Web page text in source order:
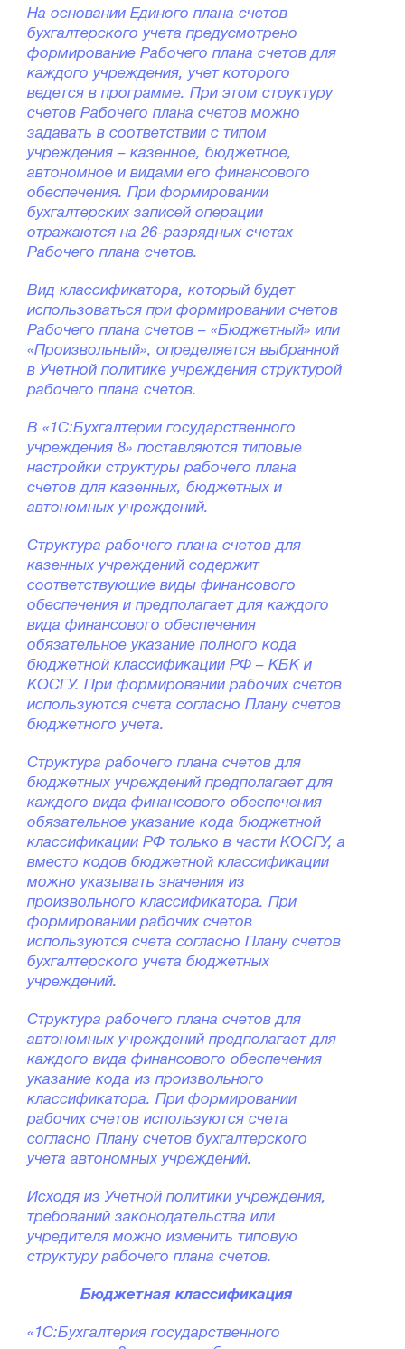
На основании Единого плана счетов
бухгалтерского учета предусмотрено
формирование Рабочего плана счетов для
каждого учреждения, учет которого
ведется в программе. При этом структуру
счетов Рабочего плана счетов можно
задавать в соответствии с типом
учреждения – казенное, бюджетное,
автономное и видами его финансового
обеспечения. При формировании
бухгалтерских записей операции
отражаются на 26-разрядных счетах
Рабочего плана счетов.
Вид классификатора, который будет
использоваться при формировании счетов
Рабочего плана счетов – «Бюджетный» или
«Произвольный», определяется выбранной
в Учетной политике учреждения структурой
рабочего плана счетов.
В «1С:Бухгалтерии государственного
учреждения 8» поставляются типовые
настройки структуры рабочего плана
счетов для казенных, бюджетных и
автономных учреждений.
Структура рабочего плана счетов для
казенных учреждений содержит
соответствующие виды финансового
обеспечения и предполагает для каждого
вида финансового обеспечения
обязательное указание полного кода
бюджетной классификации РФ – КБК и
КОСГУ. При формировании рабочих счетов
используются счета согласно Плану счетов
бюджетного учета.
Структура рабочего плана счетов для
бюджетных учреждений предполагает для
каждого вида финансового обеспечения
обязательное указание кода бюджетной
классификации РФ только в части КОСГУ, а
вместо кодов бюджетной классификации
можно указывать значения из
произвольного классификатора. При
формировании рабочих счетов
используются счета согласно Плану счетов
бухгалтерского учета бюджетных
учреждений.
Структура рабочего плана счетов для
автономных учреждений предполагает для
каждого вида финансового обеспечения
указание кода из произвольного
классификатора. При формировании
рабочих счетов используются счета
согласно Плану счетов бухгалтерского
учета автономных учреждений.
Исходя из Учетной политики учреждения,
требований законодательства или
учредителя можно изменить типовую
структуру рабочего плана счетов.
Бюджетная классификация
«1С:Бухгалтерия государственного